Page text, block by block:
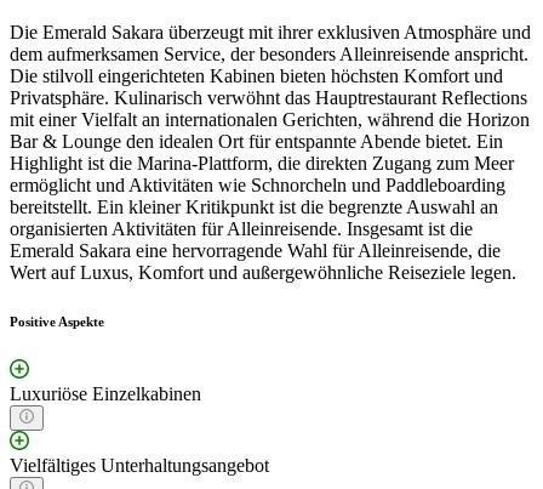
Die Emerald Sakara überzeugt mit ihrer exklusiven Atmosphäre und
dem aufmerksamen Service, der besonders Alleinreisende anspricht.
Die stilvoll eingerichteten Kabinen bieten höchsten Komfort und
Privatsphäre. Kulinarisch verwöhnt das Hauptrestaurant Reflections
mit einer Vielfalt an internationalen Gerichten, während die Horizon
Bar & Lounge den idealen Ort für entspannte Abende bietet. Ein
Highlight ist die Marina-Plattform, die direkten Zugang zum Meer
ermöglicht und Aktivitäten wie Schnorcheln und Paddleboarding
bereitstellt. Ein kleiner Kritikpunkt ist die begrenzte Auswahl an
organisierten Aktivitäten für Alleinreisende. Insgesamt ist die
Emerald Sakara eine hervorragende Wahl für Alleinreisende, die
Wert auf Luxus, Komfort und außergewöhnliche Reiseziele legen.
Positive Aspekte
Luxuriöse Einzelkabinen
Vielfältiges Unterhaltungsangebot